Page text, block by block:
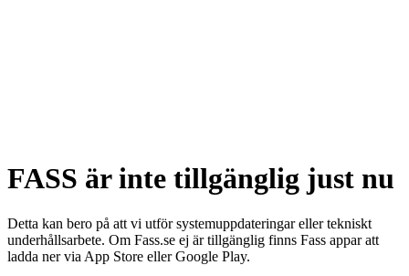
FASS är inte tillgänglig just nu
Detta kan bero på att vi utför systemuppdateringar eller tekniskt
underhållsarbete. Om Fass.se ej är tillgänglig finns Fass appar att
ladda ner via App Store eller Google Play.